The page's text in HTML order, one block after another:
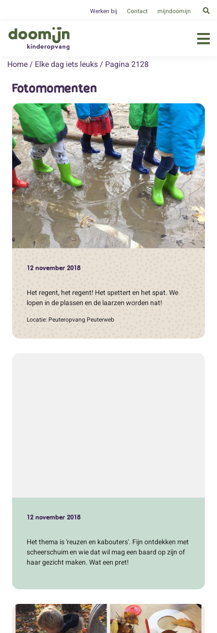
Werken bij Contact mijndoomijn
Home / Elke dag iets leuks / Pagina 2128
Fotomomenten
12 november 2018
Het regent, het regent! Het spettert en het spat. We
lopen in de plassen en de laarzen worden nat!
Locatie: Peuteropvang Peuterweb
12 november 2018
Het thema is 'reuzen en kabouters'. Fijn ontdekken met
scheerschuim en wie dat wil mag een baard op zijn of
haar gezicht maken. Wat een pret!